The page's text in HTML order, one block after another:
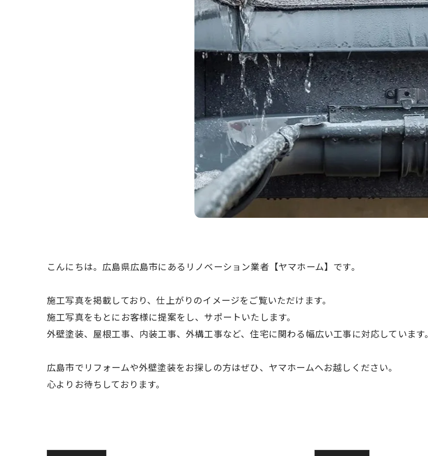
こんにちは。広島県広島市にあるリノベーション業者【ヤマホーム】です。
施工写真を掲載しており、仕上がりのイメージをご覧いただけます。
施工写真をもとにお客様に提案をし、サポートいたします。
外壁塗装、屋根工事、内装工事、外構工事など、住宅に関わる幅広い工事に対応しています。
広島市でリフォームや外壁塗装をお探しの方はぜひ、ヤマホームへお越しください。
心よりお待ちしております。